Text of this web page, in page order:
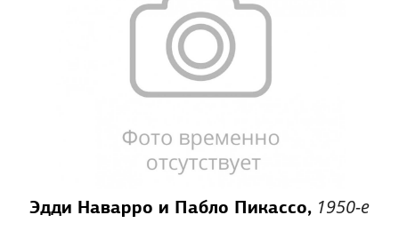
Эдди Наварро и Пабло Пикассо, 1950-е